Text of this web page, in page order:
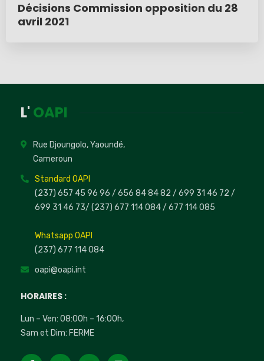
Décisions Commission opposition du 28
avril 2021
L' OAPI
Rue Djoungolo, Yaoundé,
Cameroun
Standard OAPI
(237) 657 45 96 96 / 656 84 84 82 / 699 31 46 72 /
699 31 46 73/ (237) 677 114 084 / 677 114 085
Whatsapp OAPI
(237) 677 114 084
oapi@oapi.int
HORAIRES :
Lun – Ven: 08:00h – 16:00h,
Sam et Dim: FERME